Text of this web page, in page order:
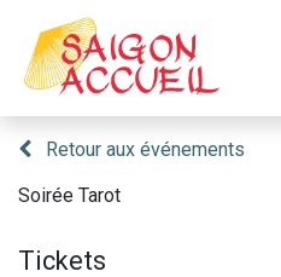
Retour aux événements
Soirée Tarot
Tickets